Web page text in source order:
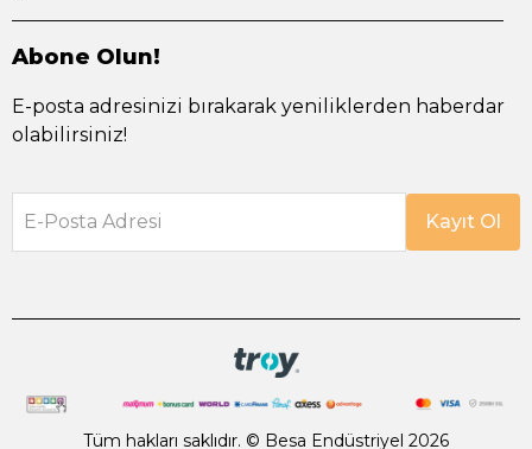
Abone Olun!
E-posta adresinizi bırakarak yeniliklerden haberdar
olabilirsiniz!
E-Posta Adresi Kayıt Ol
Tüm hakları saklıdır. © Besa Endüstriyel 2026